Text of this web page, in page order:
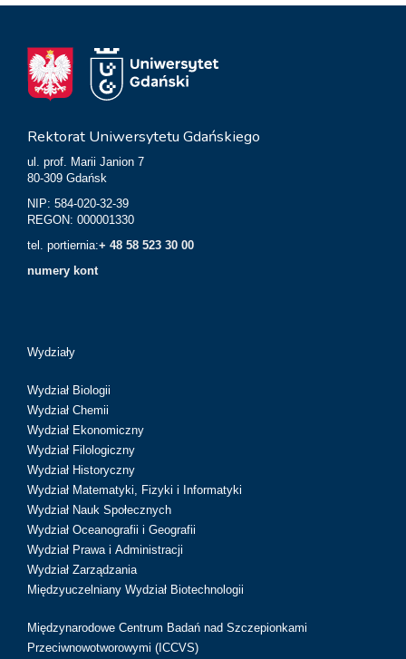
Rektorat Uniwersytetu Gdańskiego
ul. prof. Marii Janion 7
80-309 Gdańsk
NIP: 584-020-32-39
REGON: 000001330
tel. portiernia:+ 48 58 523 30 00
numery kont
Wydziały
Wydział Biologii
Wydział Chemii
Wydział Ekonomiczny
Wydział Filologiczny
Wydział Historyczny
Wydział Matematyki, Fizyki i Informatyki
Wydział Nauk Społecznych
Wydział Oceanografii i Geografii
Wydział Prawa i Administracji
Wydział Zarządzania
Międzyuczelniany Wydział Biotechnologii
Międzynarodowe Centrum Badań nad Szczepionkami
Przeciwnowotworowymi (ICCVS)